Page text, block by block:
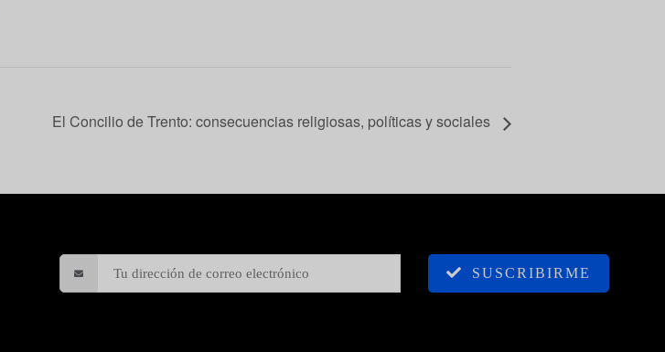
El Concilio de Trento: consecuencias religiosas, políticas y sociales
SUSCRIBIRME